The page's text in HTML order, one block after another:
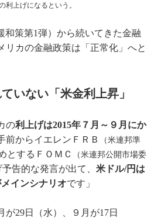
利上げになるという。
策第1弾）から続いてきた金融
リカの金融政策は「正常化」へと
いない「米金利上昇」
の利上げは2015年７月～９月にか
前からイエレンＦＲＢ
（米連邦準
とするＦＯＭＣ
（米連邦公開市場委
告的な発言が出て、 米ドル/円は
インシナリオです」
29日（水）、９月が17日